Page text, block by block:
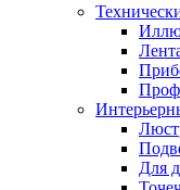
Для